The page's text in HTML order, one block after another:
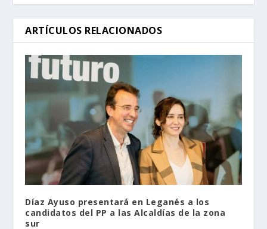
ARTÍCULOS RELACIONADOS
Díaz Ayuso presentará en Leganés a los
candidatos del PP a las Alcaldías de la zona
sur